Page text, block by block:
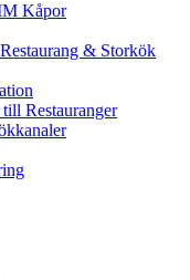
Kåpor
& Storkök
Restauranger